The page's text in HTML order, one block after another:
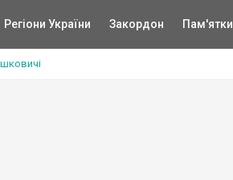
Регіони України Закордон Пам'ятки